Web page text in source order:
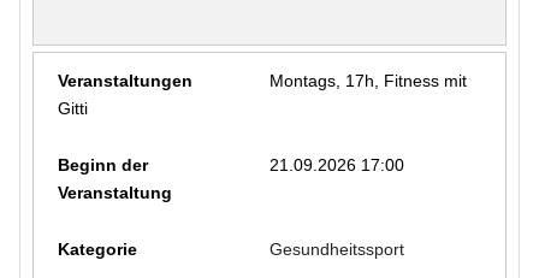
Montags, 17h, Fitness mit
Gitti
21.09.2026 17:00
Gesundheitssport